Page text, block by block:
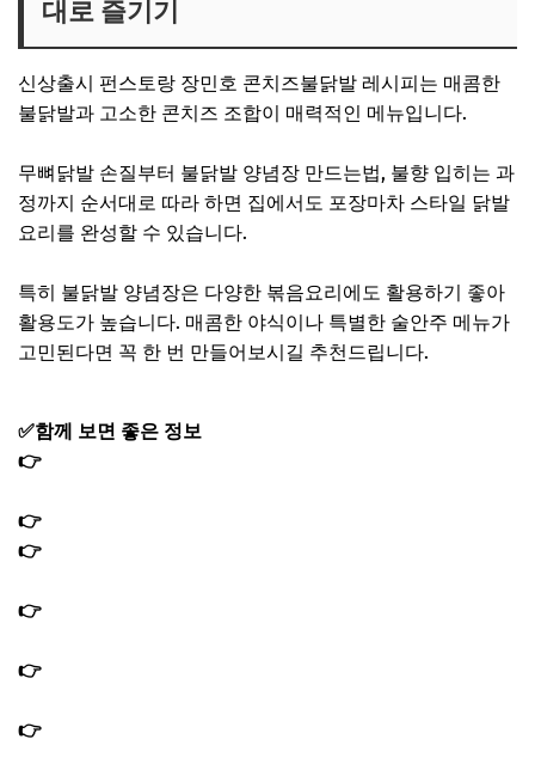
대로 즐기기
신상출시 펀스토랑 장민호 콘치즈불닭발 레시피는 매콤한
불닭발과 고소한 콘치즈 조합이 매력적인 메뉴입니다.
무뼈닭발 손질부터 불닭발 양념장 만드는법, 불향 입히는 과
정까지 순서대로 따라 하면 집에서도 포장마차 스타일 닭발
요리를 완성할 수 있습니다.
특히 불닭발 양념장은 다양한 볶음요리에도 활용하기 좋아
활용도가 높습니다. 매콤한 야식이나 특별한 술안주 메뉴가
고민된다면 꼭 한 번 만들어보시길 추천드립니다.
✅함께 보면 좋은 정보
👉
👉
👉
👉
👉
👉